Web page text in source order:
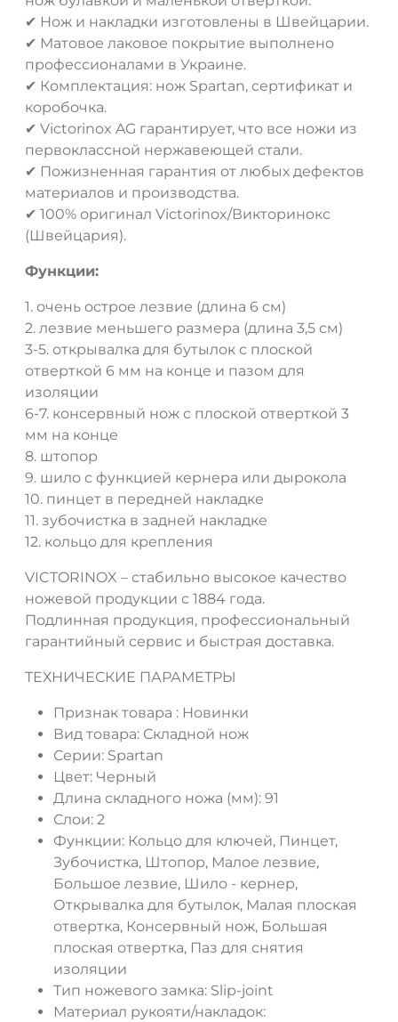
✔ Нож и накладки изготовлены в Швейцарии.
✔ Матовое лаковое покрытие выполнено
профессионалами в Украине.
✔ Комплектация: нож Spartan, сертификат и
коробочка.
✔ Victorinox AG гарантирует, что все ножи из
первоклассной нержавеющей стали.
✔ Пожизненная гарантия от любых дефектов
материалов и производства.
✔ 100% оригинал Victorinox/Викторинокс
(Швейцария).
Функции:
1. очень острое лезвие (длина 6 см)
2. лезвие меньшего размера (длина 3,5 см)
3-5. открывалка для бутылок с плоской
отверткой 6 мм на конце и пазом для
изоляции
6-7. консервный нож с плоской отверткой 3
мм на конце
8. штопор
9. шило с функцией кернера или дырокола
10. пинцет в передней накладке
11. зубочистка в задней накладке
12. кольцо для крепления
VICTORINOX – стабильно высокое качество
ножевой продукции с 1884 года.
Подлинная продукция, профессиональный
гарантийный сервис и быстрая доставка.
ТЕХНИЧЕСКИЕ ПАРАМЕТРЫ
Признак товара : Новинки
Вид товара: Складной нож
Серии: Spartan
Цвет: Черный
Длина складного ножа (мм): 91
Слои: 2
Функции: Кольцо для ключей, Пинцет,
Зубочистка, Штопор, Малое лезвие,
Большое лезвие, Шило - кернер,
Открывалка для бутылок, Малая плоская
отвертка, Консервный нож, Большая
плоская отвертка, Паз для снятия
изоляции
Тип ножевого замка: Slip-joint
Материал рукояти/накладок: